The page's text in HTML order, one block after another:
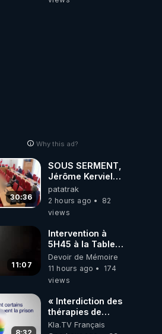
Why this ad?
30:36
SOUS SERMENT,
Jérôme Kerviel
balance tout à
l'Assemblée !
patatrak
2 hours ago
82
views
11:07
Intervention à
5H45 à la Table
de Gaya, chez
Kyria et Manu.
6/08/2026
Devoir de Mémoire
11 hours ago
174
views
« Interdiction des
thérapies de
conversion »
Kla.TV Français